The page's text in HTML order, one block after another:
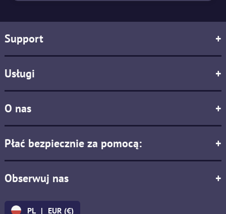
Support +
Usługi +
O nas +
Płać bezpiecznie za pomocą: +
Obserwuj nas +
PL | EUR (€)